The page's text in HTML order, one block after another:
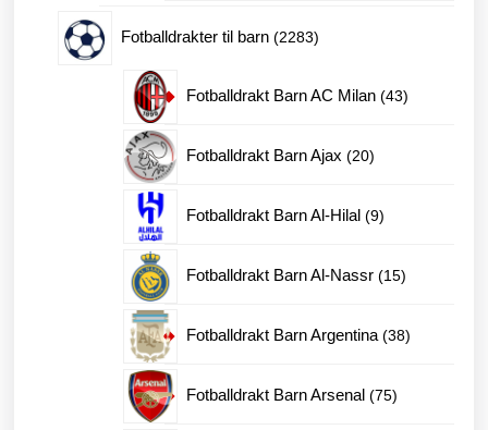
Fotballdrakter til barn 22832283
Fotballdrakt Barn AC Milan 4343
Fotballdrakt Barn Ajax 2020
Fotballdrakt Barn Al-Hilal 99
Fotballdrakt Barn Al-Nassr 1515
Fotballdrakt Barn Argentina 3838
Fotballdrakt Barn Arsenal 7575